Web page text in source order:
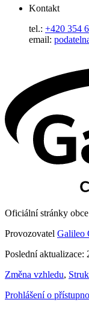
Kontakt
tel.: +420 354
email:
Oficiální stránky
Provozovatel Galileo
Poslední aktualizace:
Změna vzhledu,
Prohlášení o